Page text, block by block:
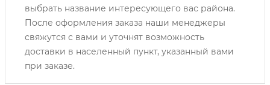
выбрать название интересующего вас района.
После оформления заказа наши менеджеры
свяжутся с вами и уточнят возможность
доставки в населенный пункт, указанный вами
при заказе.